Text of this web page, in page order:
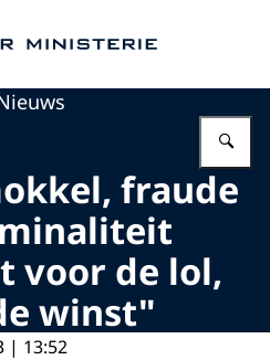
fraude
voor de lol,
winst"
| 13:52